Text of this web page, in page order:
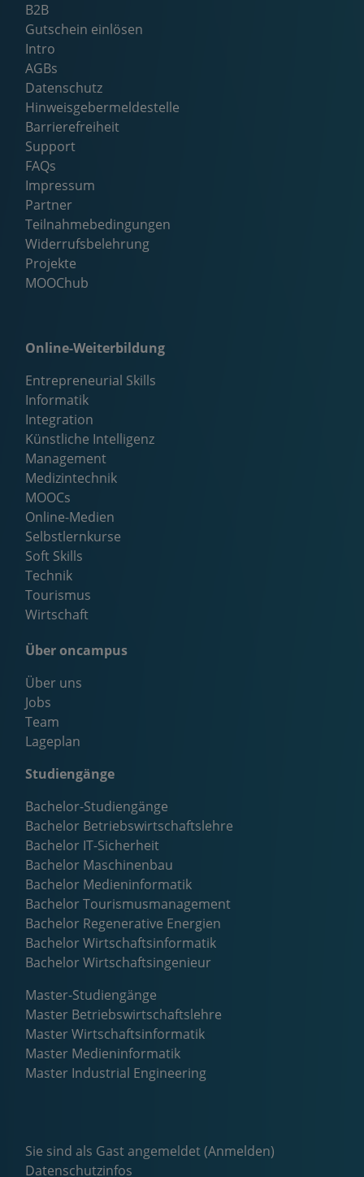
B2B
Gutschein einlösen
Intro
AGBs
Datenschutz
Hinweisgebermeldestelle
Barrierefreiheit
Support
FAQs
Impressum
Partner
Teilnahmebedingungen
Widerrufsbelehrung
Projekte
MOOChub
Online-Weiterbildung
Entrepreneurial Skills
Informatik
Integration
Künstliche Intelligenz
Management
Medizintechnik
MOOCs
Online-Medien
Selbstlernkurse
Soft Skills
Technik
Tourismus
Wirtschaft
Über oncampus
Über uns
Jobs
Team
Lageplan
Studiengänge
Bachelor-Studiengänge
Bachelor Betriebswirtschaftslehre
Bachelor IT-Sicherheit
Bachelor Maschinenbau
Bachelor Medieninformatik
Bachelor Tourismusmanagement
Bachelor Regenerative Energien
Bachelor Wirtschaftsinformatik
Bachelor Wirtschaftsingenieur
Master-Studiengänge
Master Betriebswirtschaftslehre
Master Wirtschaftsinformatik
Master Medieninformatik
Master Industrial Engineering
Sie sind als Gast angemeldet (Anmelden)
Datenschutzinfos